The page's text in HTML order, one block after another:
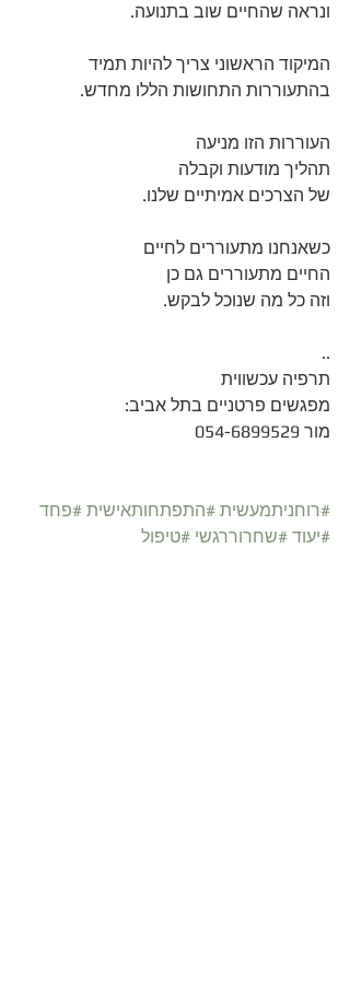
ונראה שהחיים שוב בתנועה.
המיקוד הראשוני צריך להיות תמיד
בהתעוררות התחושות הללו מחדש.
העוררות הזו מניעה
תהליך מודעות וקבלה
של הצרכים אמיתיים שלנו.
כשאנחנו מתעוררים לחיים
החיים מתעוררים גם כן
וזה כל מה שנוכל לבקש.
..
תרפיה עכשווית
מפגשים פרטניים בתל אביב:
מור 054-6899529
#רוחניתמעשית #התפתחותאישית #פחד
#יעוד #שחרוררגשי #טיפול